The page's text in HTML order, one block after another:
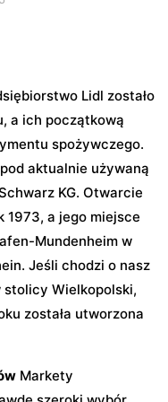
Lidl zostało
a ich początkową
spożywczego.
aktualnie używaną
KG. Otwarcie
1973, a jego miejsce
Mundenheim w
Jeśli chodzi o nasz
stolicy Wielkopolski,
została utworzona
Markety